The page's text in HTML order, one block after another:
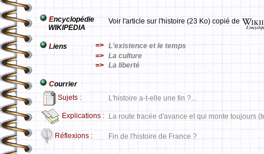
Encyclopédie
WIKIPEDIA
Voir l'article sur l'histoire (23 Ko) copié de
Liens => L'existence et le temps
=> La culture
=> La liberté
Courrier
Sujets :
L'histoire a-t-elle une fin ?...
Explications : La route tracée d'avance et qui monte toujours
Réflexions : Fin de l'histoire de France ?